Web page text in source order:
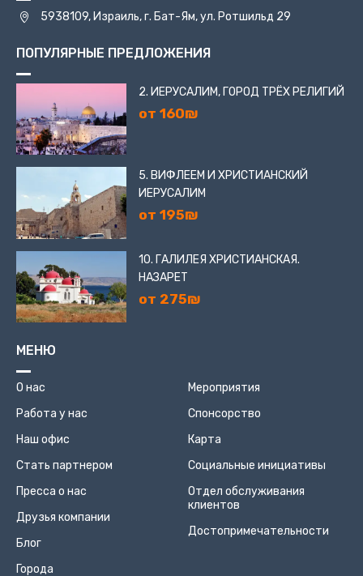
5938109, Израиль, г. Бат-Ям, ул. Ротшильд 29
ПОПУЛЯРНЫЕ ПРЕДЛОЖЕНИЯ
2. ИЕРУСАЛИМ, ГОРОД ТРЁХ РЕЛИГИЙ
от 160₪
5. ВИФЛЕЕМ И ХРИСТИАНСКИЙ
ИЕРУСАЛИМ
от 195₪
10. ГАЛИЛЕЯ ХРИСТИАНСКАЯ.
НАЗАРЕТ
от 275₪
МЕНЮ
О нас
Работа у нас
Наш офис
Стать партнером
Пресса о нас
Друзья компании
Блог
Города
Мероприятия
Спонсорство
Карта
Социальные инициативы
Отдел обслуживания
клиентов
Достопримечательности